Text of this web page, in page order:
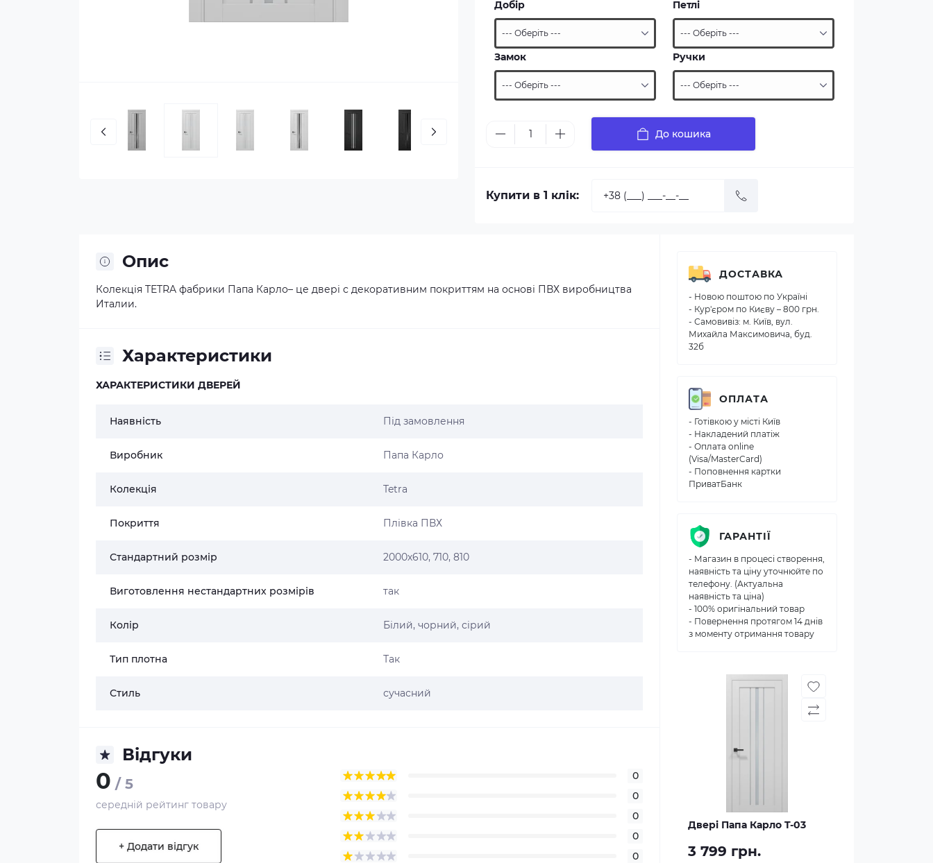
Добір Петлі
Замок Ручки
До кошика
Купити в 1 клік:
Опис
Колекція TETRA фабрики Папа Карло– це двері с декоративним покриттям на основі ПВХ виробництва
Италии.
Характеристики
ХАРАКТЕРИСТИКИ ДВЕРЕЙ
Наявність Під замовлення
Виробник Папа Карло
Колекція Tetra
Покриття Плівка ПВХ
Стандартний розмір 2000х610, 710, 810
Виготовлення нестандартних розмірів так
Колір Білий, чорний, сірий
Тип плотна Так
Стиль сучасний
Відгуки
0 / 5
середній рейтинг товару
+ Додати відгук
0
0
0
0
0
ДОСТАВКА
- Новою поштою по Україні
- Кур'єром по Києву – 800 грн.
- Самовивіз: м. Київ, вул.
Михайла Максимовича, буд.
32б
ОПЛАТА
- Готівкою у місті Київ
- Накладений платіж
- Оплата online
(Visa/MasterCard)
- Поповнення картки
ПриватБанк
ГАРАНТІЇ
- Магазин в процесі створення,
наявність та ціну уточнюйте по
телефону. (Актуальна
наявність та ціна)
- 100% оригінальний товар
- Повернення протягом 14 днів
з моменту отримання товару
Двері Папа Карло T-03
3 799 грн.